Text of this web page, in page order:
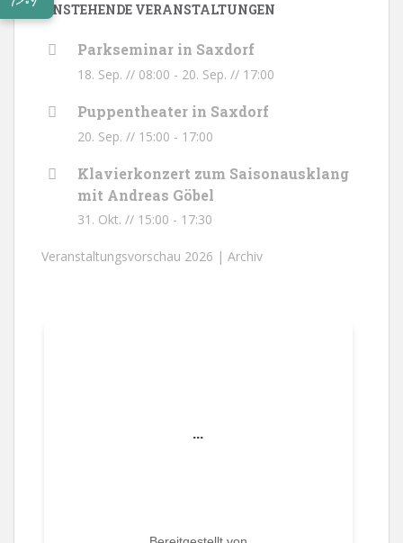
ANSTEHENDE VERANSTALTUNGEN
Parkseminar in Saxdorf
18. Sep. // 08:00 - 20. Sep. // 17:00
Puppentheater in Saxdorf
20. Sep. // 15:00 - 17:00
Klavierkonzert zum Saisonausklang
mit Andreas Göbel
31. Okt. // 15:00 - 17:30
Veranstaltungsvorschau 2026 | Archiv